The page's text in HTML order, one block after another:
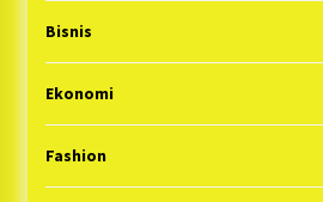
Bisnis
Ekonomi
Fashion